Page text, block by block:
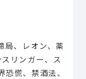
局、レオン、薬
リンガー、ス
慌、禁酒法、